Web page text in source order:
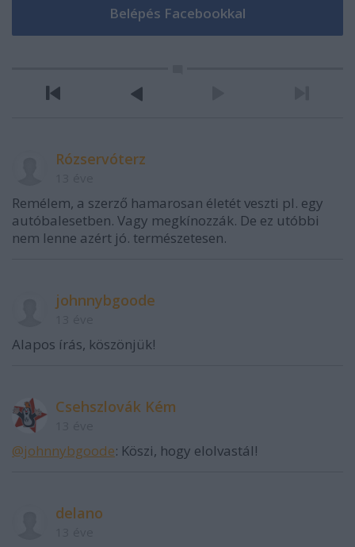
Rózservóterz
Remélem, a szerző hamarosan életét veszti pl. egy
autóbalesetben. Vagy megkínozzák. De ez utóbbi
nem lenne azért jó. természetesen.
johnnybgoode
Alapos írás, köszönjük!
Csehszlovák Kém
@johnnybgoode: Köszi, hogy elolvastál!
delano